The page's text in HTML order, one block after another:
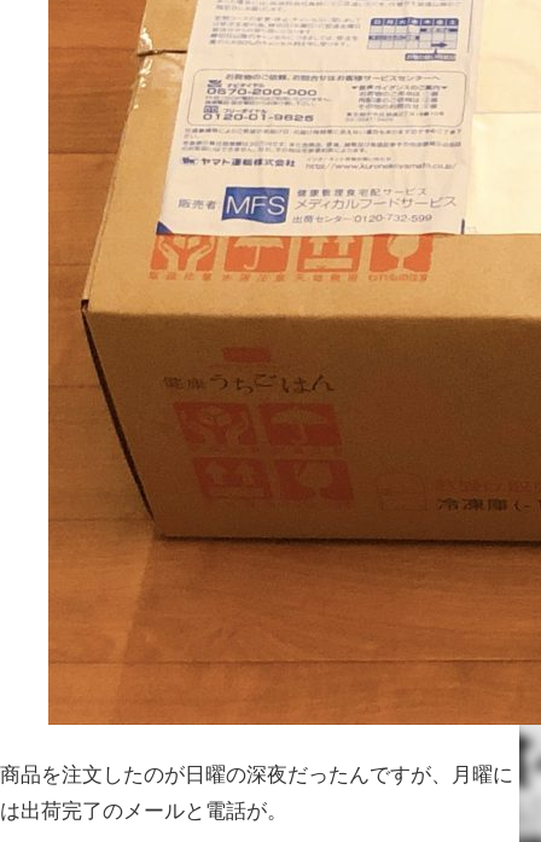
商品を注文したのが日曜の深夜だったんですが、月曜に
は出荷完了のメールと電話が。